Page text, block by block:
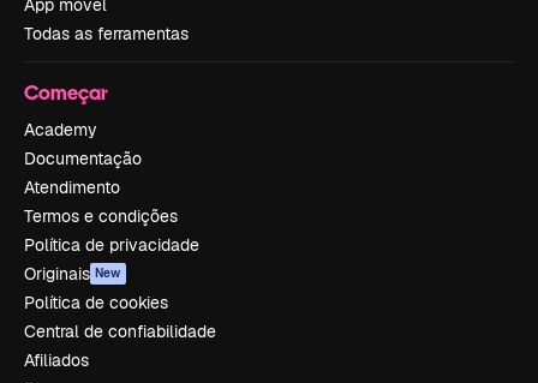
App móvel
Todas as ferramentas
Começar
Academy
Documentação
Atendimento
Termos e condições
Política de privacidade
Originais New
Política de cookies
Central de confiabilidade
Afiliados